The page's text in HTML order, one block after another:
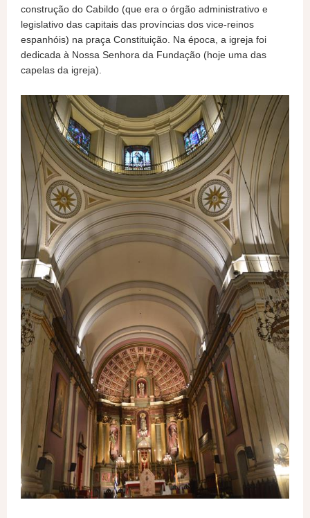
construção do Cabildo (que era o órgão administrativo e
legislativo das capitais das províncias dos vice-reinos
espanhóis) na praça Constituição. Na época, a igreja foi
dedicada à Nossa Senhora da Fundação (hoje uma das
capelas da igreja).